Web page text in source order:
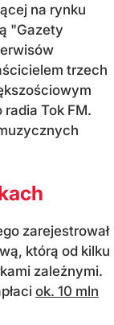
na rynku
"Gazety
trzech
radia Tok FM.
zarejestrował
którą od kilku
zależnymi.
ok. 10 mln